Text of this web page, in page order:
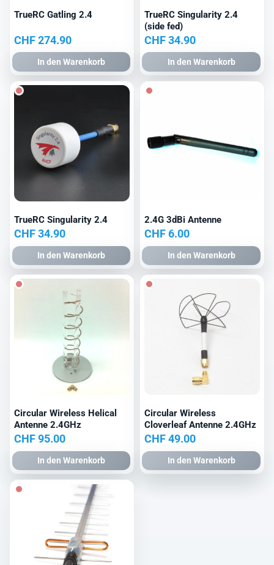
TrueRC Gatling 2.4
CHF274.90
In den Warenkorb
TrueRC Singularity 2.4
(side fed)
CHF34.90
In den Warenkorb
TrueRC Singularity 2.4
CHF34.90
In den Warenkorb
2.4G 3dBi Antenne
CHF6.00
In den Warenkorb
Circular Wireless Helical
Antenne 2.4GHz
CHF95.00
In den Warenkorb
Circular Wireless
Cloverleaf Antenne 2.4GHz
CHF49.00
In den Warenkorb